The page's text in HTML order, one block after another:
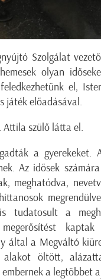
Szolgálat
olyan
el,
játék előadásával.
Attila szülő látta el.
a gyerekeket.
Az idősek
meghatódva,
tudatosult a
által a Megváltó
alakot öltött,
a legtöbbet